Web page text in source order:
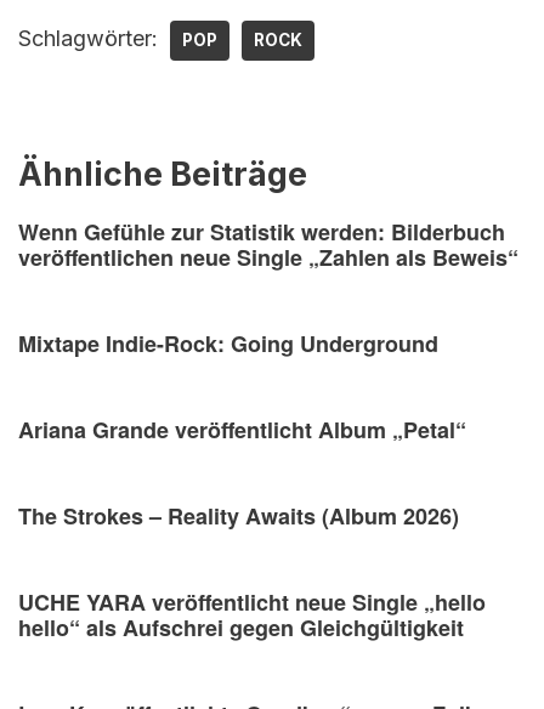
Schlagwörter: POP ROCK
Ähnliche Beiträge
Wenn Gefühle zur Statistik werden: Bilderbuch
veröffentlichen neue Single „Zahlen als Beweis“
Mixtape Indie-Rock: Going Underground
Ariana Grande veröffentlicht Album „Petal“
The Strokes – Reality Awaits (Album 2026)
UCHE YARA veröffentlicht neue Single „hello
hello“ als Aufschrei gegen Gleichgültigkeit